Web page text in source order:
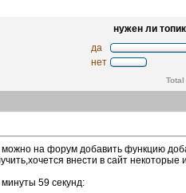
нужен ли
да
нет
на форум добавить функцию
внести в сайт
59 секунд: